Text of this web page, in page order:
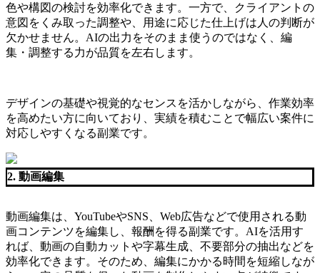
色や構図の検討を効率化できます。一方で、クライアントの
意図をくみ取った調整や、用途に応じた仕上げは人の判断が
欠かせません。AIの出力をそのまま使うのではなく、編
集・調整する力が品質を左右します。
デザインの基礎や視覚的なセンスを活かしながら、作業効率
を高めたい方に向いており、実績を積むことで幅広い案件に
対応しやすくなる副業です。
2. 動画編集
動画編集は、YouTubeやSNS、Web広告などで使用される動
画コンテンツを編集し、報酬を得る副業です。AIを活用す
れば、動画の自動カットや字幕生成、不要部分の抽出などを
効率化できます。そのため、編集にかかる時間を短縮しなが